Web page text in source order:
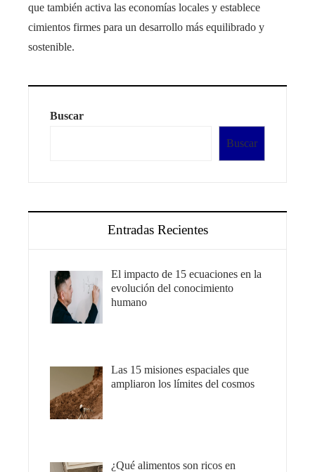
que también activa las economías locales y establece
cimientos firmes para un desarrollo más equilibrado y
sostenible.
Buscar
Buscar
Entradas Recientes
El impacto de 15 ecuaciones en la
evolución del conocimiento
humano
Las 15 misiones espaciales que
ampliaron los límites del cosmos
¿Qué alimentos son ricos en